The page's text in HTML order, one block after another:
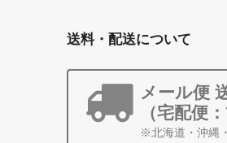
送料・配送について
メール便
（宅配便
※北海道・沖縄